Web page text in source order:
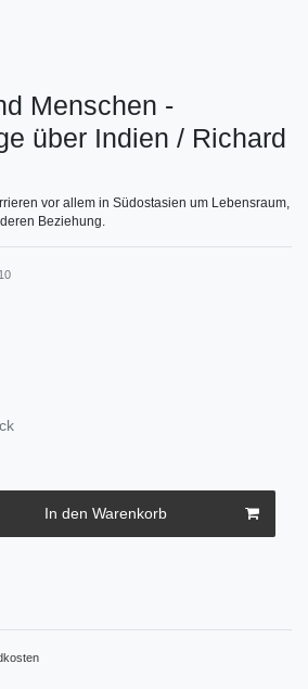
Menschen -
über Indien / Richard
vor allem in Südostasien um Lebensraum,
Beziehung.
In den Warenkorb